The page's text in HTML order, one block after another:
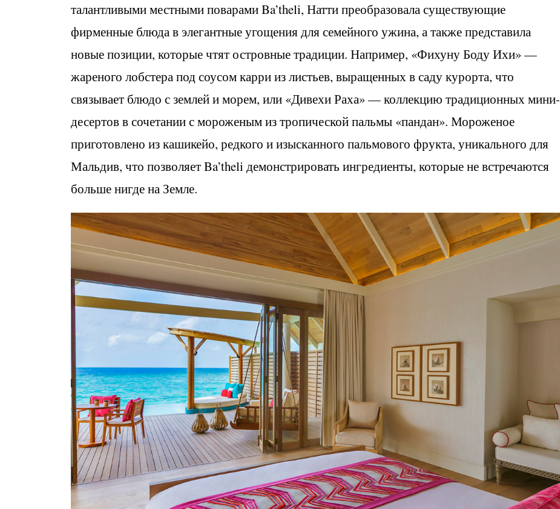
талантливыми местными поварами Ba’theli, Натти преобразовала существующие
фирменные блюда в элегантные угощения для семейного ужина, а также представила
новые позиции, которые чтят островные традиции. Например, «Фихуну Боду Ихи» —
жареного лобстера под соусом карри из листьев, выращенных в саду курорта, что
связывает блюдо с землей и морем, или «Дивехи Раха» — коллекцию традиционных мини-
десертов в сочетании с мороженым из тропической пальмы «пандан». Мороженое
приготовлено из кашикейо, редкого и изысканного пальмового фрукта, уникального для
Мальдив, что позволяет Ba’theli демонстрировать ингредиенты, которые не встречаются
больше нигде на Земле.